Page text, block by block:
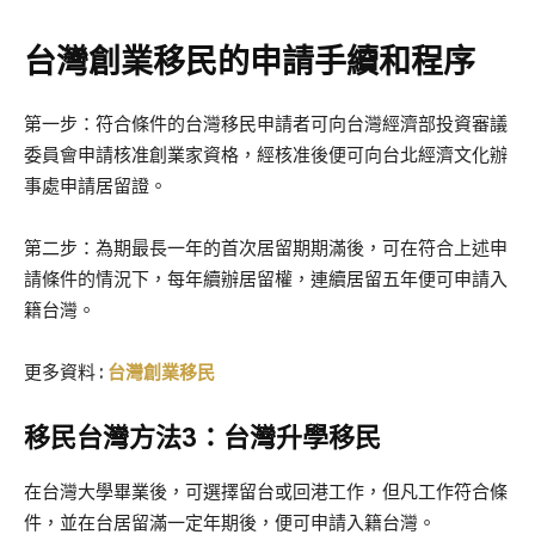
台灣創業移民的申請手續和程序
第一步：符合條件的台灣移民申請者可向台灣經濟部投資審議
委員會申請核准創業家資格，經核准後便可向台北經濟文化辦
事處申請居留證。
第二步：為期最長一年的首次居留期期滿後，可在符合上述申
請條件的情況下，每年續辦居留權，連續居留五年便可申請入
籍台灣。
更多資料 : 台灣創業移民
移民台灣方法3：台灣升學移民
在台灣大學畢業後，可選擇留台或回港工作，但凡工作符合條
件，並在台居留滿一定年期後，便可申請入籍台灣。